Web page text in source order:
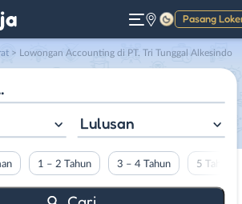
Pasang
Gelap
> Lowongan Accounting di PT. Tri Tunggal Alkesindo
Lulusan
1 – 2 Tahun 3 – 4 Tahun 5 Tahun